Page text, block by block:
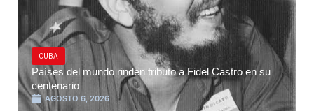
CUBA
Países del mundo rinden tributo a Fidel Castro en su
centenario
AGOSTO 6, 2026